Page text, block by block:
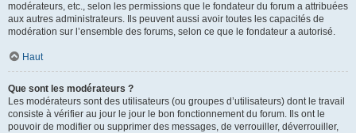
modérateurs, etc., selon les permissions que le fondateur du forum a attribuées
aux autres administrateurs. Ils peuvent aussi avoir toutes les capacités de
modération sur l’ensemble des forums, selon ce que le fondateur a autorisé.
Haut
Que sont les modérateurs ?
Les modérateurs sont des utilisateurs (ou groupes d’utilisateurs) dont le travail
consiste à vérifier au jour le jour le bon fonctionnement du forum. Ils ont le
pouvoir de modifier ou supprimer des messages, de verrouiller, déverrouiller,